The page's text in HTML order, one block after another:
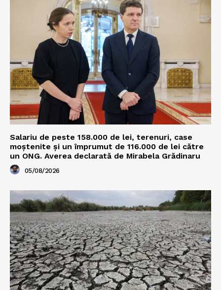
Salariu de peste 158.000 de lei, terenuri, case
moștenite și un împrumut de 116.000 de lei către
un ONG. Averea declarată de Mirabela Grădinaru
05/08/2026